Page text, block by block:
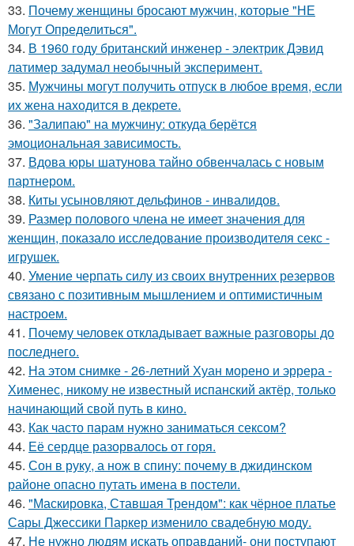
33. Почему женщины бросают мужчин, которые "НЕ
Могут Определиться".
34. В 1960 году британский инженер - электрик Дэвид
латимер задумал необычный эксперимент.
35. Мужчины могут получить отпуск в любое время, если
их жена находится в декрете.
36. "Залипаю" на мужчину: откуда берётся
эмоциональная зависимость.
37. Вдова юры шатунова тайно обвенчалась с новым
партнером.
38. Киты усыновляют дельфинов - инвалидов.
39. Размер полового члена не имеет значения для
женщин, показало исследование производителя секс -
игрушек.
40. Умение черпать силу из своих внутренних резервов
связано с позитивным мышлением и оптимистичным
настроем.
41. Почему человек откладывает важные разговоры до
последнего.
42. На этом снимке - 26-летний Хуан морено и эррера -
Хименес, никому не известный испанский актёр, только
начинающий свой путь в кино.
43. Как часто парам нужно заниматься сексом?
44. Её сердце разорвалось от горя.
45. Сон в руку, а нож в спину: почему в джидинском
районе опасно путать имена в постели.
46. "Маскировка, Ставшая Трендом": как чёрное платье
Сары Джессики Паркер изменило свадебную моду.
47. Не нужно людям искать оправданий- они поступают